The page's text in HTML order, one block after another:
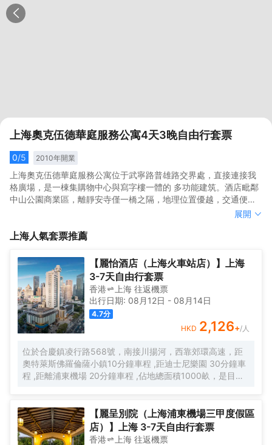
上海奧克伍德華庭服務公寓4天3晚自由行套票
0/5 2010年開業
上海奧克伍德華庭服務公寓位于武寧路普雄路交界處，直接連接我
格廣場，是一棟集購物中心與寫字樓一體的 多功能建筑。酒店毗鄰
中山公園商業區，離靜安寺僅一橋之隔，地理位置優越，交通便
上海奧克伍德華庭服務公寓位于武寧路普雄路交界處，直接連接我
中山公園商業區，離靜安寺僅一橋之隔，地理位置優越，交通便
展開
上海人氣套票推薦
【麗怡酒店（上海火車站店）】上海
3-7天自由行套票
香港 上海 往返機票
出行日期: 08月12日 - 08月14日
4.7分
HKD 2,126+/人
位於合慶鎮凌行路568號，南接川揚河，西靠郊環高速，距
奧特萊斯佛羅倫薩小鎮10分鐘車程 ,距迪士尼樂園 30分鐘車
程 ,距離浦東機場 20分鐘車程 ,佔地總面積1000畝，是目前
培訓於一體的綜合度假景區。 酒店整體以蘇式園林為主調，
精緻、古樸的四合院酒店 古色古香、花草蘢葱、鳥語花香 配
以現代化的設施以及標準化、人性化的服務。
【麗呈別院（上海浦東機場三甲度假區
店）】上海 3-7天自由行套票
香港 上海 往返機票